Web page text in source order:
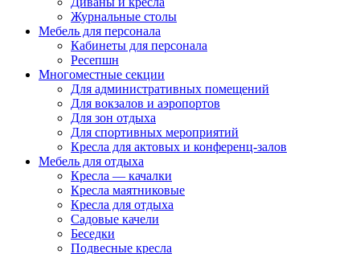
Журнальные столы
Мебель для персонала
Кабинеты для персонала
Ресепшн
Многоместные секции
Для административных помещений
Для вокзалов и аэропортов
Для зон отдыха
Для спортивных мероприятий
Кресла для актовых и конференц-залов
Мебель для отдыха
Кресла — качалки
Кресла маятниковые
Кресла для отдыха
Садовые качели
Беседки
Подвесные кресла